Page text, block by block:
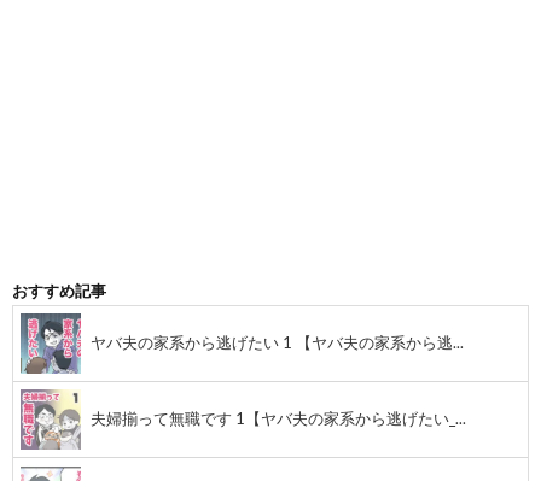
おすすめ記事
ヤバ夫の家系から逃げたい 1 【ヤバ夫の家系から逃...
夫婦揃って無職です 1【ヤバ夫の家系から逃げたい_...